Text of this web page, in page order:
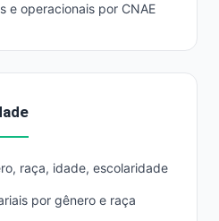
e operacionais por CNAE
raça, idade, escolaridade
por gênero e raça